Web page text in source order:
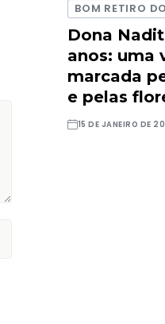
BOM RETIRO
Dona
anos: uma
marcada
e pelas
15 DE JANEIRO DE